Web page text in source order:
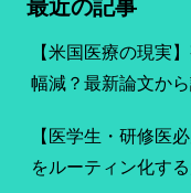
最近の記事
【米国医療の現実
幅減？最新論文か
【医学生・研修医
をルーティン化する